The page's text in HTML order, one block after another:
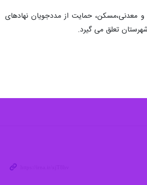
معدنی،‌مسکن، حمایت از مددجویان نهادهای